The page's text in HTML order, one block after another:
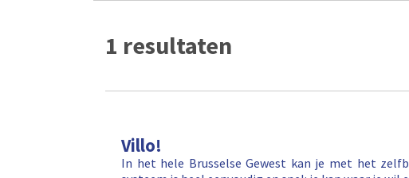
1 resultaten
Villo!
In het hele Brusselse Gewest kan je met het